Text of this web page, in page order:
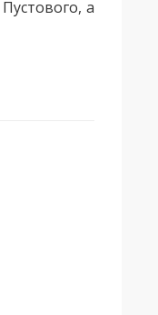
а